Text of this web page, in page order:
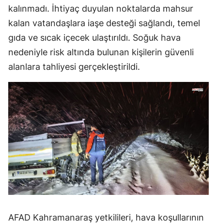
kalınmadı. İhtiyaç duyulan noktalarda mahsur
kalan vatandaşlara iaşe desteği sağlandı, temel
gıda ve sıcak içecek ulaştırıldı. Soğuk hava
nedeniyle risk altında bulunan kişilerin güvenli
alanlara tahliyesi gerçekleştirildi.
AFAD Kahramanaraş yetkilileri, hava koşullarının